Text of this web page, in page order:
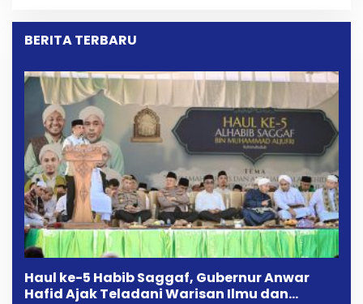
Dipersoalkan ‎
BERITA TERBARU
Haul ke-5 Habib Saggaf, Gubernur Anwar
Hafid Ajak Teladani Warisan Ilmu dan